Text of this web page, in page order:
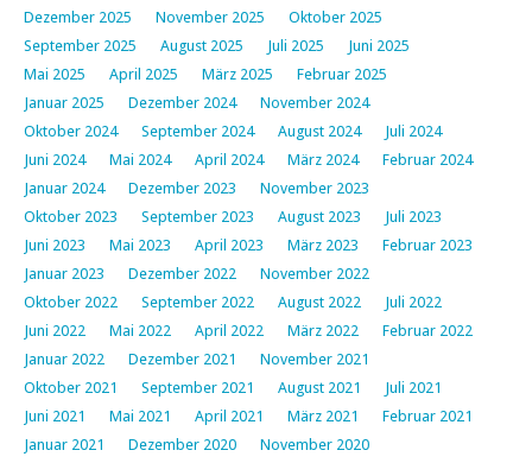
Dezember 2025
November 2025
Oktober 2025
September 2025
August 2025 Juli 2025
Juni 2025
Mai 2025
April 2025 März 2025
Februar 2025
Januar 2025
Dezember 2024
November 2024
Oktober 2024
September 2024 August 2024
Juli 2024
Juni 2024
Mai 2024 April 2024 März 2024
Februar 2024
Januar 2024
Dezember 2023
November 2023
Oktober 2023
September 2023 August 2023
Juli 2023
Juni 2023
Mai 2023 April 2023 März 2023
Februar 2023
Januar 2023
Dezember 2022
November 2022
Oktober 2022
September 2022 August 2022
Juli 2022
Juni 2022
Mai 2022 April 2022 März 2022
Februar 2022
Januar 2022
Dezember 2021
November 2021
Oktober 2021
September 2021 August 2021
Juli 2021
Juni 2021
Mai 2021 April 2021 März 2021
Februar 2021
Januar 2021
Dezember 2020
November 2020